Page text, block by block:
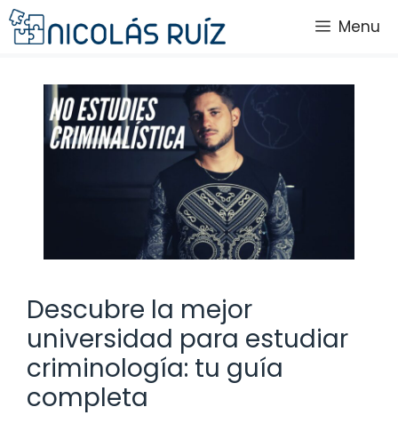
Saltar
al
Menu
Descubre la mejor
universidad para estudiar
criminología: tu guía
completa